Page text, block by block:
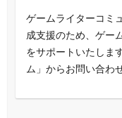
ゲームライターコミ
成支援のため、ゲー
をサポートいたしま
ム」からお問い合わ